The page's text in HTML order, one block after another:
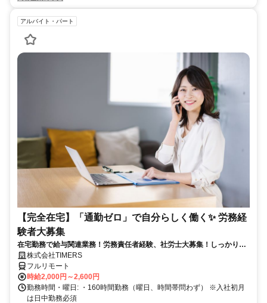
アルバイト・パート
【完全在宅】「通勤ゼロ」で自分らしく働く✨ 労務経
験者大募集
在宅勤務で給与関連業務！労務責任者経験、社労士大募集！しっかり稼
ぎたい方、注目！
株式会社TIMERS
フルリモート
時給2,000円～2,600円
勤務時間・曜日: ・160時間勤務（曜日、時間帯問わず） ※入社初月
は日中勤務必須